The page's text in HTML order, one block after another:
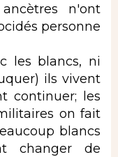
n'ont
personne
les blancs, ni
ils vivent
continuer; les
on fait
blancs
changer de